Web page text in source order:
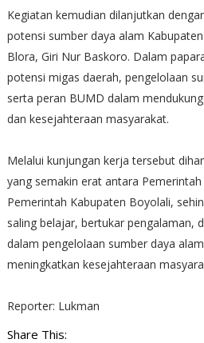
Kegiatan kemudian dilanjutkan
potensi sumber daya alam
Blora, Giri Nur Baskoro. Dalam
potensi migas daerah, pengelolaan
serta peran BUMD dalam
dan kesejahteraan masyarakat.
Melalui kunjungan kerja tersebut
yang semakin erat antara
Pemerintah Kabupaten Boyolali,
saling belajar, bertukar pengalaman,
dalam pengelolaan sumber daya
meningkatkan kesejahteraan
Reporter: Lukman
Share This: